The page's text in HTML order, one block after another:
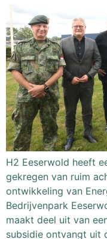
H2 Eeserwold heeft
gekregen van ruim
ontwikkeling van
Bedrijvenpark
maakt deel uit van
subsidie ontvangt uit